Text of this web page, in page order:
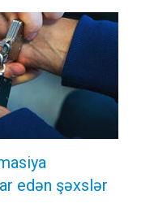
edən şəxslər